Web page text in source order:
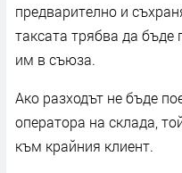
предварително и
таксата трябва да
им в съюза.
Ако разходът не бъде
оператора на склада,
към крайния клиент.